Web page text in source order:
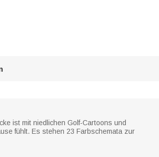
ist mit niedlichen Golf-Cartoons und
fühlt. Es stehen 23 Farbschemata zur